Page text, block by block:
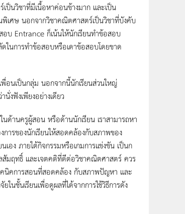
ป็นวิชาที่มีเนื้อหาค่อนข้างมาก และเป็น
พิเศษ นอกจากวิชาคณิตศาสตร์เป็นวิชาที่บังคับ
สอบ Entrance ก็เน้นให้นักเรียนทำข้อสอบ
ในการทำข้อสอบหรือเดาข้อสอบโดยขาด
พื่อนเป็นกลุ่ม นอกจากนี้นักเรียนส่วนใหญ่
งฟังเพียงอย่างเดียว
นด้านครูผู้สอน หรือด้านนักเรียน เราสามารถหา
ารของนักเรียนให้สอดคล้องกับสภาพของ
อง ภายใต้กิจกรรมหรือเกมการแข่งขัน เป็นก
สัมฤทธิ์ และเจตคติที่ดีต่อวิชาคณิตศาสตร์ ควร
คนิคการสอนที่สอดคล้อง กับสภาพปัญหา และ
ในชั้นเรียนเพื่อดูผลที่ได้จากการใช้วิธีการดัง